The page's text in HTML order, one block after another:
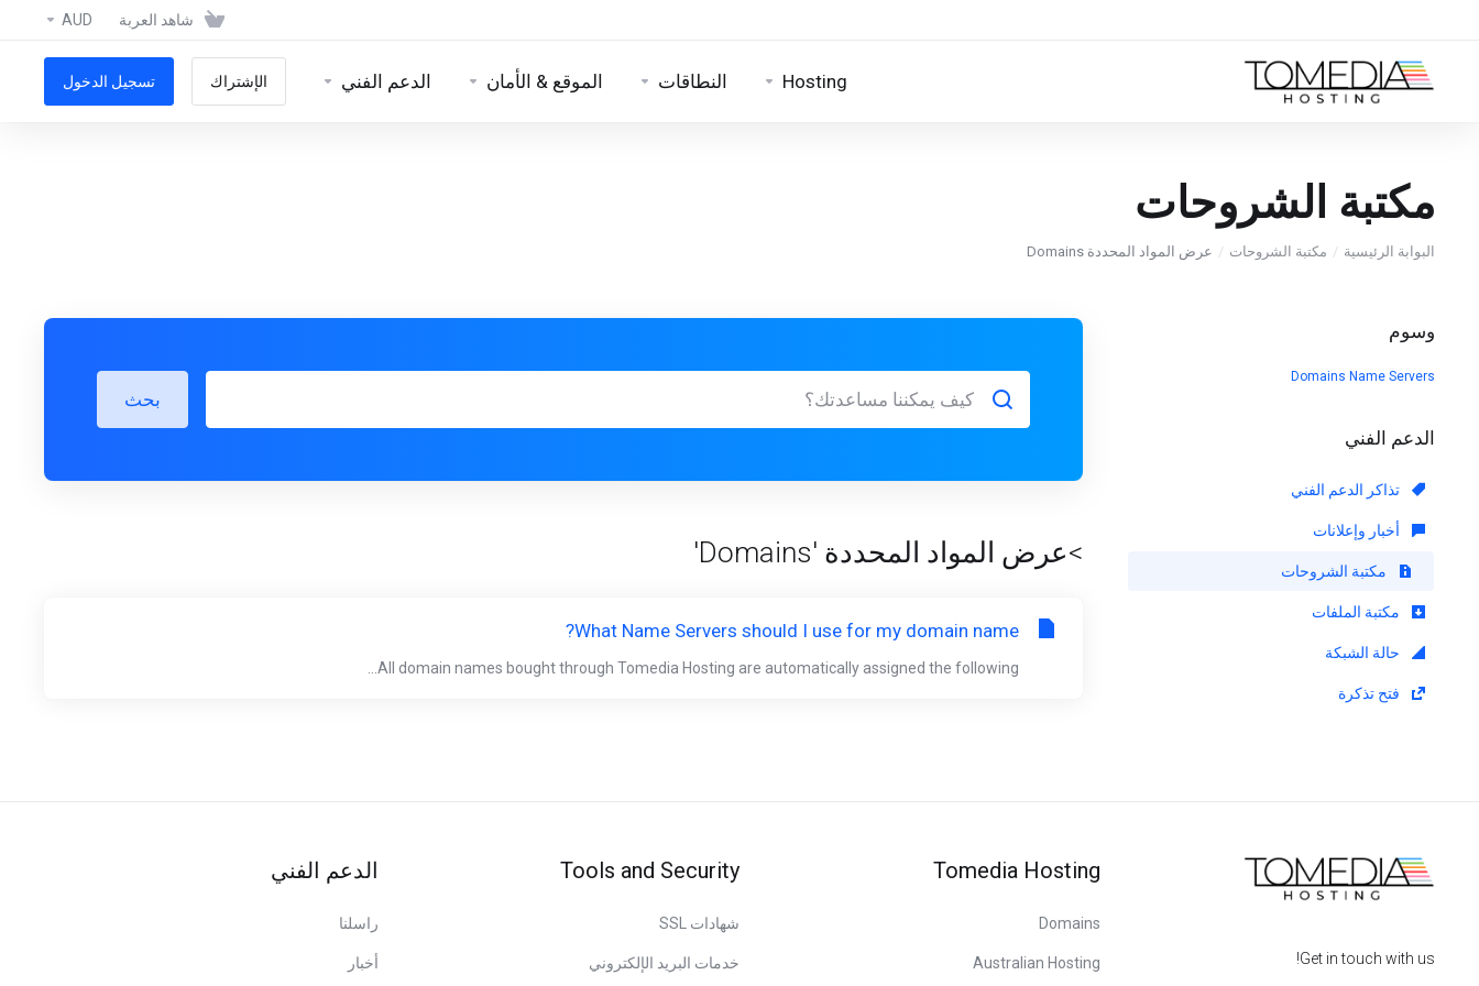
شاهد العربة AUD
Hosting النطاقات الموقع & الأمان الدعم الفني الإشتراك تسجيل الدخول
مكتبة الشروحات
البوابة الرئيسية مكتبة الشروحات عرض المواد المحددة Domains
وسوم
Domains Name Servers
الدعم الفني
تذاكر الدعم الفني
أخبار وإعلانات
مكتبة الشروحات
مكتبة الملفات
حالة الشبكة
فتح تذكرة
بحث
>عرض المواد المحددة 'Domains'
What Name Servers should I use for my domain name?
All domain names bought through Tomedia Hosting are automatically assigned the following...
Get in touch with us!
Tomedia Hosting
Domains
Australian Hosting
Tools and Security
شهادات SSL
خدمات البريد الإلكتروني
الدعم الفني
راسلنا
أخبار